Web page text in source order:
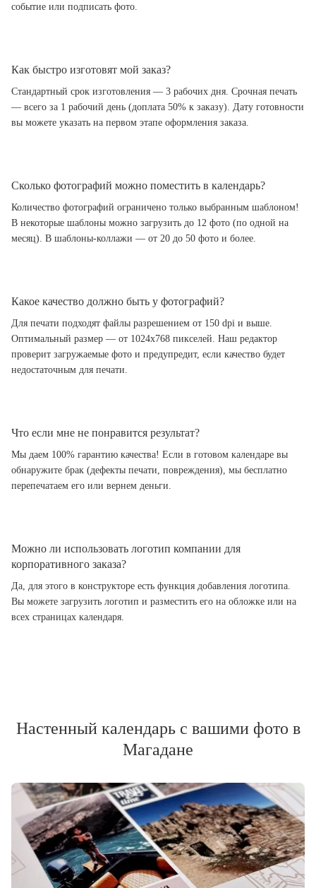
событие или подписать фото.
Как быстро изготовят мой заказ?
Стандартный срок изготовления — 3 рабочих дня. Срочная печать
— всего за 1 рабочий день (доплата 50% к заказу). Дату готовности
вы можете указать на первом этапе оформления заказа.
Сколько фотографий можно поместить в календарь?
Количество фотографий ограничено только выбранным шаблоном!
В некоторые шаблоны можно загрузить до 12 фото (по одной на
месяц). В шаблоны-коллажи — от 20 до 50 фото и более.
Какое качество должно быть у фотографий?
Для печати подходят файлы разрешением от 150 dpi и выше.
Оптимальный размер — от 1024x768 пикселей. Наш редактор
проверит загружаемые фото и предупредит, если качество будет
недостаточным для печати.
Что если мне не понравится результат?
Мы даем 100% гарантию качества! Если в готовом календаре вы
обнаружите брак (дефекты печати, повреждения), мы бесплатно
перепечатаем его или вернем деньги.
Можно ли использовать логотип компании для
корпоративного заказа?
Да, для этого в конструкторе есть функция добавления логотипа.
Вы можете загрузить логотип и разместить его на обложке или на
всех страницах календаря.
Настенный календарь с вашими фото в
Магадане